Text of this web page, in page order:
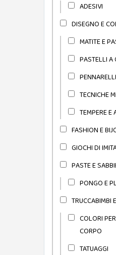
ADESIVI
DISEGNO E
MATITE E
PASTELLI A
PENNARELLI
TECNICHE
TEMPERE E
FASHION E
GIOCHI DI
PASTE E
PONGO E
TRUCCABIMBI
COLORI
CORPO
TATUAGGI